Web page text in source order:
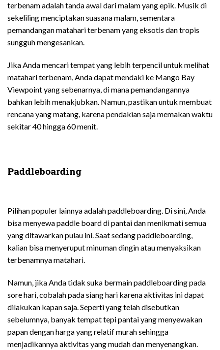
terbenam adalah tanda awal dari malam yang epik. Musik di
sekeliling menciptakan suasana malam, sementara
pemandangan matahari terbenam yang eksotis dan tropis
sungguh mengesankan.
Jika Anda mencari tempat yang lebih terpencil untuk melihat
matahari terbenam, Anda dapat mendaki ke Mango Bay
Viewpoint yang sebenarnya, di mana pemandangannya
bahkan lebih menakjubkan. Namun, pastikan untuk membuat
rencana yang matang, karena pendakian saja memakan waktu
sekitar 40 hingga 60 menit.
Paddleboarding
Pilihan populer lainnya adalah paddleboarding. Di sini, Anda
bisa menyewa paddle board di pantai dan menikmati semua
yang ditawarkan pulau ini. Saat sedang paddleboarding,
kalian bisa menyeruput minuman dingin atau menyaksikan
terbenamnya matahari.
Namun, jika Anda tidak suka bermain paddleboarding pada
sore hari, cobalah pada siang hari karena aktivitas ini dapat
dilakukan kapan saja. Seperti yang telah disebutkan
sebelumnya, banyak tempat tepi pantai yang menyewakan
papan dengan harga yang relatif murah sehingga
menjadikannya aktivitas yang mudah dan menyenangkan.